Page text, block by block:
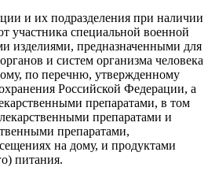
и их подразделения при наличии
участника специальной военной
изделиями, предназначенными для
и систем организма человека
по перечню, утвержденному
Российской Федерации, а
препаратами, в том
препаратами и
препаратами,
на дому, и продуктами
питания.